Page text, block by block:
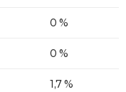
0 %
0 %
1,7 %